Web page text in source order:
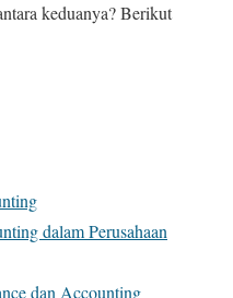
keduanya? Berikut
dalam Perusahaan
dan Accounting